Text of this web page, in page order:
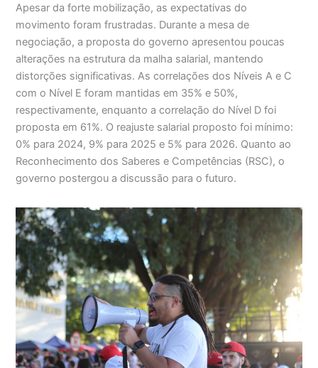
Apesar da forte mobilização, as expectativas do
movimento foram frustradas. Durante a mesa de
negociação, a proposta do governo apresentou poucas
alterações na estrutura da malha salarial, mantendo
distorções significativas. As correlações dos Níveis A e C
com o Nível E foram mantidas em 35% e 50%,
respectivamente, enquanto a correlação do Nível D foi
proposta em 61%. O reajuste salarial proposto foi mínimo:
0% para 2024, 9% para 2025 e 5% para 2026. Quanto ao
Reconhecimento dos Saberes e Competências (RSC), o
governo postergou a discussão para o futuro.